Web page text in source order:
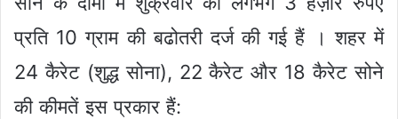
प्रति 10 ग्राम की बढोतरी दर्ज की गई हैं । शहर में
24 कैरेट (शुद्ध सोना), 22 कैरेट और 18 कैरेट सोने
की कीमतें इस प्रकार हैं: